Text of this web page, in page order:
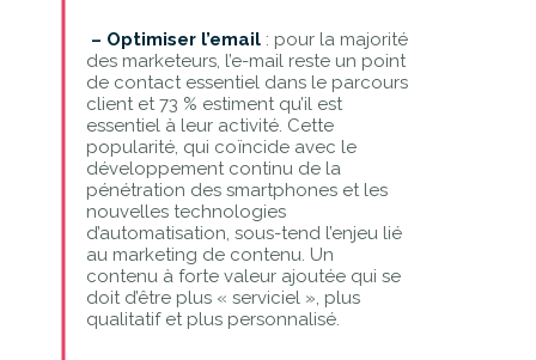
– Optimiser l’email: pour la majorité
des marketeurs, l’e-mail reste un point
de contact essentiel dans le parcours
client et 73 % estiment qu’il est
essentiel à leur activité. Cette
popularité, qui coïncide avec le
développement continu de la
pénétration des smartphones et les
nouvelles technologies
d’automatisation, sous-tend l’enjeu lié
au marketing de contenu. Un
contenu à forte valeur ajoutée qui se
doit d’être plus « serviciel », plus
qualitatif et plus personnalisé.